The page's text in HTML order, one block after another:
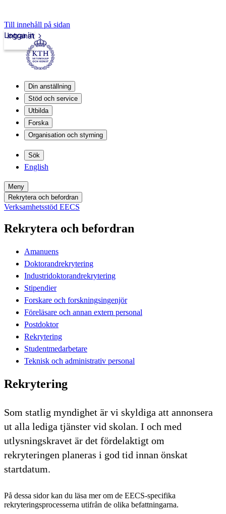
Till innehåll på sidan
Intranät
Logga in
Din anställning
Stöd och service
Utbilda
Forska
Organisation och styrning
Sök
English
Meny
Rekrytera och befordran
Verksamhetsstöd EECS
Rekrytera och befordran
Amanuens
Doktorandrekrytering
Industridoktorandrekrytering
Stipendier
Forskare och forskningsingenjör
Föreläsare och annan extern personal
Postdoktor
Rekrytering
Studentmedarbetare
Teknisk och administrativ personal
Rekrytering
Som statlig myndighet är vi skyldiga att annonsera
ut alla lediga tjänster vid skolan. I och med
utlysningskravet är det fördelaktigt om
rekryteringen planeras i god tid innan önskat
startdatum.
På dessa sidor kan du läsa mer om de EECS-specifika
rekryteringsprocesserna utifrån de olika befattningarna.